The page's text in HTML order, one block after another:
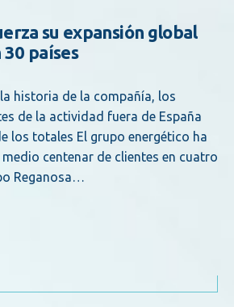
su expansión global
países
historia de la compañía, los
de la actividad fuera de España
los totales El grupo energético ha
centenar de clientes en cuatro
Reganosa…